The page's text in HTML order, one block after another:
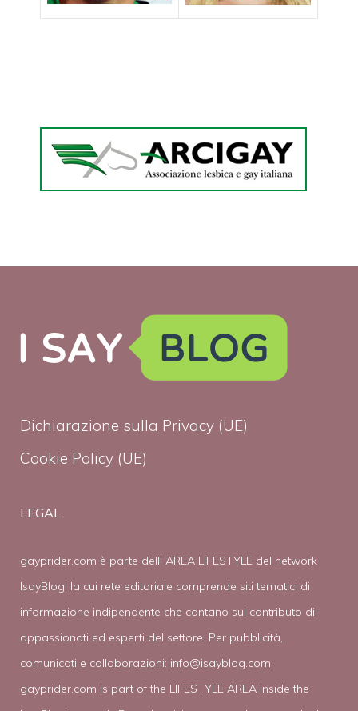
Dichiarazione sulla Privacy (UE)
Cookie Policy (UE)
LEGAL
gayprider.com è parte dell' AREA LIFESTYLE del network
IsayBlog! la cui rete editoriale comprende siti tematici di
informazione indipendente che contano sul contributo di
appassionati ed esperti del settore. Per pubblicità,
comunicati e collaborazioni: info@isayblog.com
gayprider.com is part of the LIFESTYLE AREA inside the